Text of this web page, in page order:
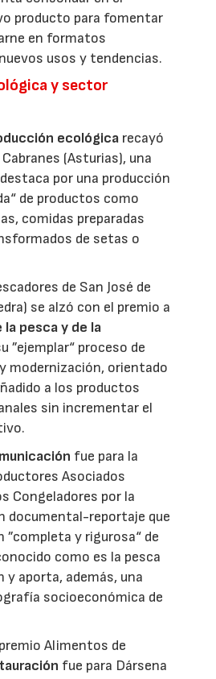
producto para fomentar
en formatos
usos y tendencias.
y sector
ecológica recayó
(Asturias), una
por una producción
de productos como
comidas preparadas
de setas o
de San José de
se alzó con el premio a
pesca y de la
”ejemplar“ proceso de
modernización, orientado
a los productos
sin incrementar el
fue para la
Asociados
Congeladores por la
documental-reportaje que
”completa y rigurosa“ de
como es la pesca
y aporta, además, una
socioeconómica de
Alimentos de
fue para Dársena